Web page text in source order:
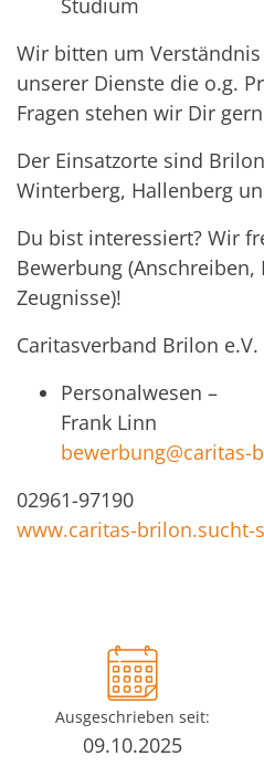
Studium
Wir bitten um
unserer Dienste die o.g.
Fragen stehen wir Dir
Der Einsatzorte sind
Winterberg, Hallenberg
Du bist interessiert? Wir
Bewerbung (Anschreiben,
Zeugnisse)!
Caritasverband Brilon e.V.
Personalwesen –
Frank Linn
bewerbung@caritas-
02961-97190
www.caritas-brilon.sucht-
Ausgeschrieben seit:
09.10.2025